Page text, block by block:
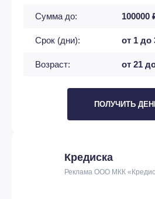
Сумма до: 100000
Срок (дни): от 1 до
Возраст: от 21
ПОЛУЧИТЬ
Кредиска
Реклама ООО МКК